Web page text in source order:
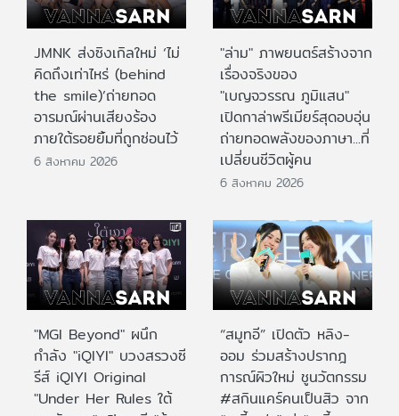
JMNK ส่งซิงเกิลใหม่ ‘ไม่
คิดถึงเท่าไหร่ (behind
the smile)’ถ่ายทอด
อารมณ์ผ่านเสียงร้อง
ภายใต้รอยยิ้มที่ถูกซ่อนไว้
6 สิงหาคม 2026
"ล่าม" ภาพยนตร์สร้างจาก
เรื่องจริงของ
"เบญจวรรณ ภูมิแสน"
เปิดกาล่าพรีเมียร์สุดอบอุ่น
ถ่ายทอดพลังของภาษา...ที่
เปลี่ยนชีวิตผู้คน
6 สิงหาคม 2026
"MGI Beyond" ผนึก
กำลัง "iQIYI" บวงสรวงซี
รีส์ iQIYI Original
"Under Her Rules ใต้
“สมูทอี” เปิดตัว หลิง-
ออม ร่วมสร้างปรากฎ
การณ์ผิวใหม่ ชูนวัตกรรม
#สกินแคร์คนเป็นสิว จาก